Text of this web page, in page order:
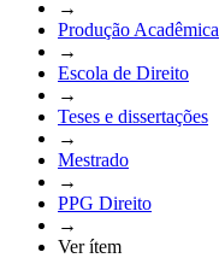
→
Produção Acadêmica
→
Escola de Direito
→
Teses e dissertações
→
Mestrado
→
PPG Direito
→
Ver ítem